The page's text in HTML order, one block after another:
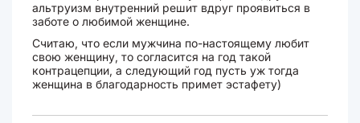
альтруизм внутренний решит вдруг проявиться в
заботе о любимой женщине.
Считаю, что если мужчина по-настоящему любит
свою женщину, то согласится на год такой
контрацепции, а следующий год пусть уж тогда
женщина в благодарность примет эстафету)